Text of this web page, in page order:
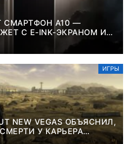
СМАРТФОН A10 —
С E-INK-ЭКРАНОМ И
ДЛЯ ЦВЕТНОГО
ИГРЫ
NEW VEGAS ОБЪЯСНИЛ,
У КАРЬЕРА
ВАМ ГОЛОВУ